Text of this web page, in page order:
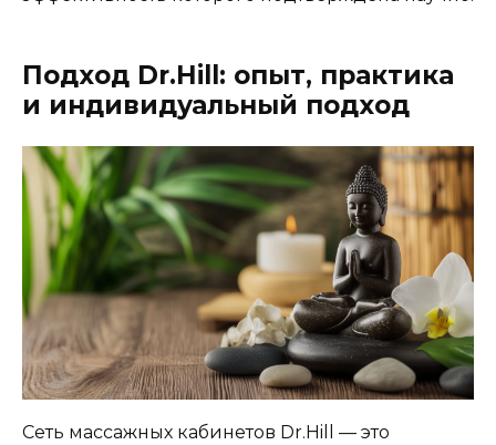
Подход Dr.Hill: опыт, практика
и индивидуальный подход
Сеть массажных кабинетов Dr.Hill — это